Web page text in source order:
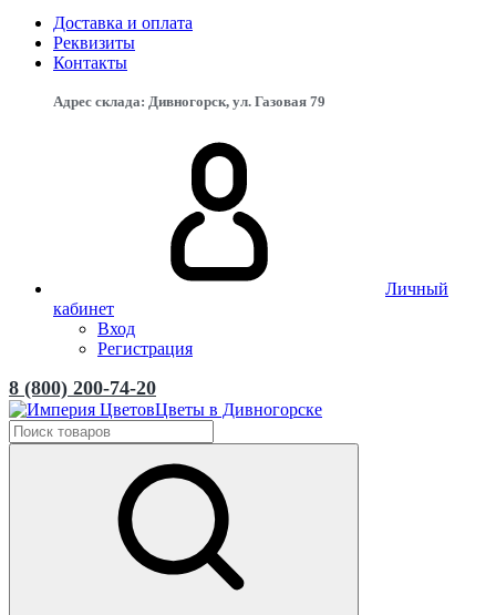
Доставка и оплата
Реквизиты
Контакты
Адрес склада: Дивногорск, ул. Газовая 79
Личный
кабинет
Вход
Регистрация
8 (800) 200-74-20
Цветы в Дивногорске